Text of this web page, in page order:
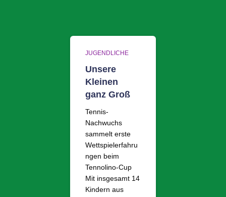
JUGENDLICHE
Unsere
Kleinen
ganz Groß
Tennis-
Nachwuchs
sammelt erste
Wettspielerfahru
ngen beim
Tennolino-Cup
Mit insgesamt 14
Kindern aus